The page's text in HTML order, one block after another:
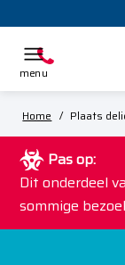
Home / Plaats
Pas op:
Dit onderdeel
sommige